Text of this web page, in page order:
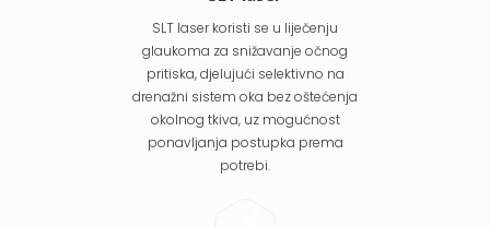
SLT laser koristi se u liječenju
glaukoma za snižavanje očnog
pritiska, djelujući selektivno na
drenažni sistem oka bez oštećenja
okolnog tkiva, uz mogućnost
ponavljanja postupka prema
potrebi.